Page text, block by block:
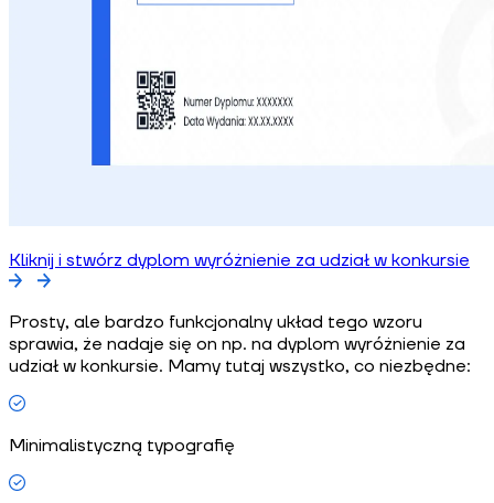
Kliknij i stwórz dyplom wyróżnienie za udział w konkursie
Prosty, ale bardzo funkcjonalny układ tego wzoru
sprawia, że nadaje się on np. na dyplom wyróżnienie za
udział w konkursie. Mamy tutaj wszystko, co niezbędne:
Minimalistyczną typografię